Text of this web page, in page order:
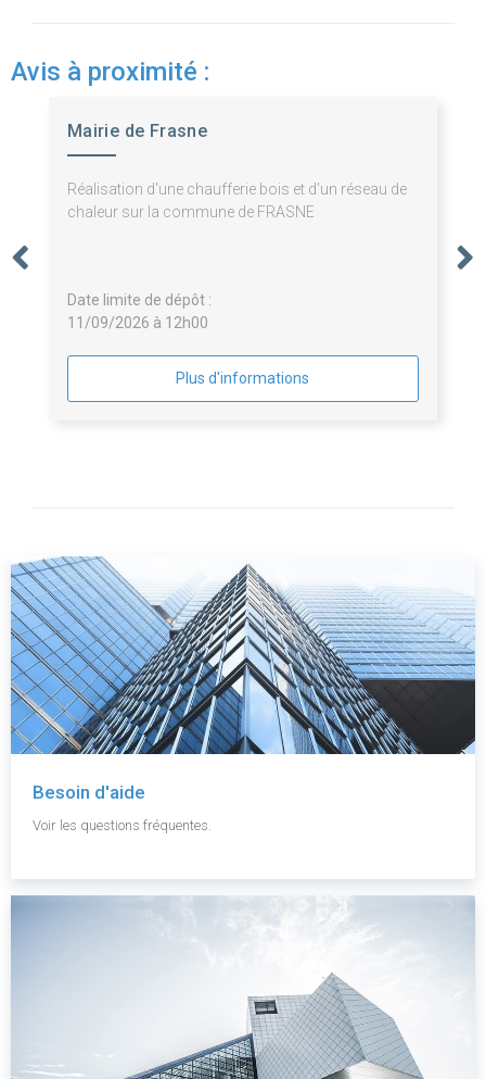
Avis à proximité :
Mairie de Frasne
Réalisation d'une chaufferie bois et d'un réseau de
chaleur sur la commune de FRASNE
Date limite de dépôt :
11/09/2026 à 12h00
Plus d'informations
Besoin d'aide
Voir les questions fréquentes.